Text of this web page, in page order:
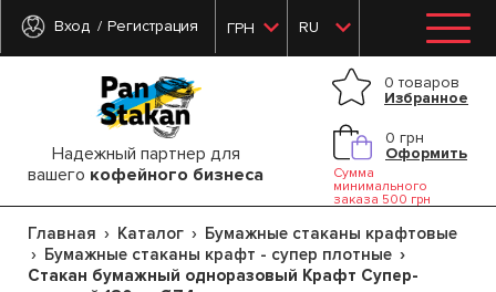
Вход Регистрация ГРН RU
Надежный партнер для
вашего кофейного бизнеса
0 товаров
Избранное
0 грн
Оформить
Сумма
минимального
заказа 500 грн
Главная Каталог
Бумажные стаканы крафтовые
Бумажные стаканы крафт - супер плотные
Стакан бумажный одноразовый Крафт Супер-